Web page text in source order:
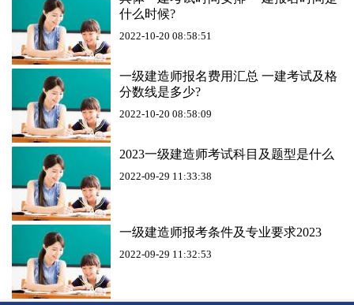
什么时候?
2022-10-20 08:58:51
一级建造师报名费用汇总 一建考试及格
分数线是多少?
2022-10-20 08:58:09
2023一级建造师考试科目及题型是什么
2022-09-29 11:33:38
一级建造师报考条件及专业要求2023
2022-09-29 11:32:53